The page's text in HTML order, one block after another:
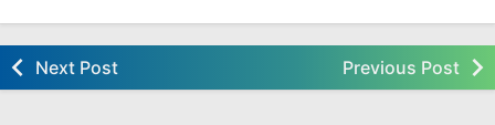
Next Post Previous Post